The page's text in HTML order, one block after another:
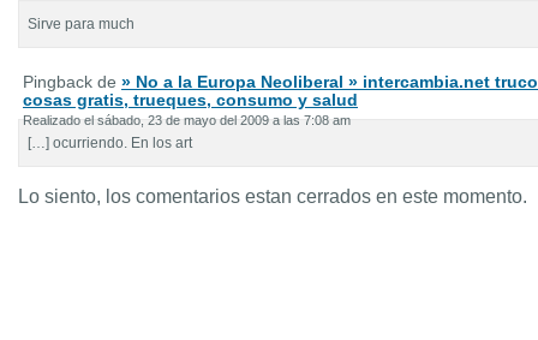
Sirve para much
Pingback de » No a la Europa Neoliberal » intercambia.net
cosas gratis, trueques, consumo y salud
Realizado el sábado, 23 de mayo del 2009 a las 7:08 am
[…] ocurriendo. En los art
Lo siento, los comentarios estan cerrados en este momento.